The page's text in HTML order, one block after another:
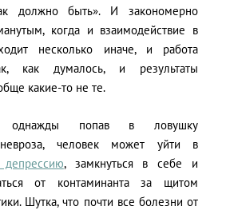
должно быть». И закономерно
когда и взаимодействие в
несколько иначе, и работа
как думалось, и результаты
какие-то не те.
однажды попав в ловушку
невроза, человек может уйти в
депрессию, замкнуться в себе и
от контаминанта за щитом
Шутка, что почти все болезни от